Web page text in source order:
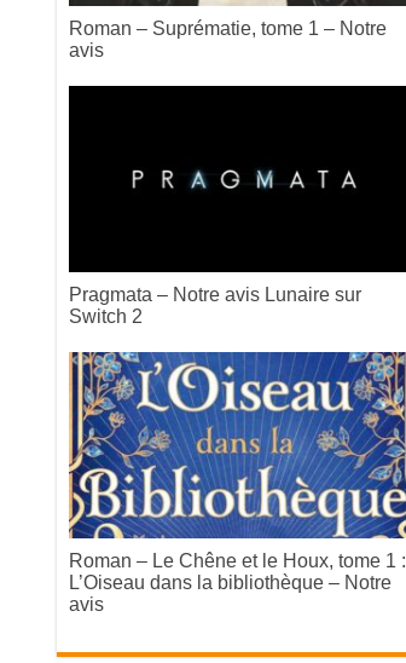
Roman – Suprématie, tome 1 – Notre
avis
Pragmata – Notre avis Lunaire sur
Switch 2
Roman – Le Chêne et le Houx, tome 1 :
L’Oiseau dans la bibliothèque – Notre
avis